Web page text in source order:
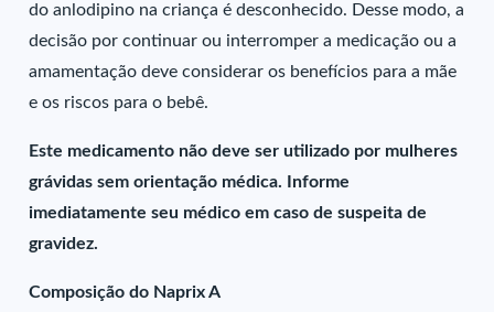
do anlodipino na criança é desconhecido. Desse modo, a
decisão por continuar ou interromper a medicação ou a
amamentação deve considerar os benefícios para a mãe
e os riscos para o bebê.
Este medicamento não deve ser utilizado por mulheres
grávidas sem orientação médica. Informe
imediatamente seu médico em caso de suspeita de
gravidez.
Composição do Naprix A